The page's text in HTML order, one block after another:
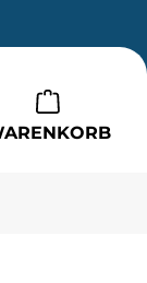
dem